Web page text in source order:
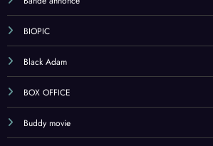
BIOPIC
Black Adam
BOX OFFICE
Buddy movie